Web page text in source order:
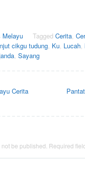
Melayu Tagged Cerita,
cikgu tudung, Ku, Lucah,
, Sayang
Cerita
be published. Required